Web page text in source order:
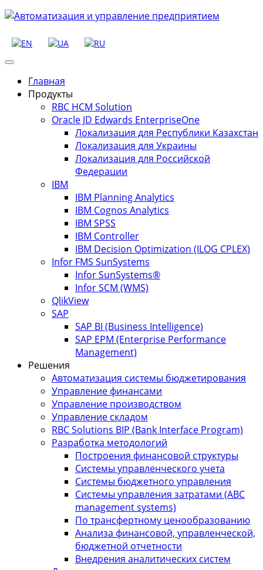
Главная
Продукты
RBC HCM Solution
Oracle JD Edwards EnterpriseOne
Локализация для Республики Казахстан
Локализация для Украины
Локализация для Российской
Федерации
IBM
IBM Planning Analytics
IBM Cognos Analytics
IBM SPSS
IBM Controller
IBM Decision Optimization (ILOG CPLEX)
Infor FMS SunSystems
Infor SunSystems®
Infor SCM (WMS)
QlikView
SAP
SAP BI (Business Intelligence)
SAP EPM (Enterprise Performance
Management)
Решения
Автоматизация системы бюджетирования
Управление финансами
Управление производством
Управление складом
RBC Solutions BIP (Bank Interface Program)
Разработка методологий
Построения финансовой структуры
Системы управленческого учета
Системы бюджетного управления
Системы управления затратами (АBC
management systems)
По трансфертному ценообразованию
Анализа финансовой, управленческой,
бюджетной отчетности
Внедрения аналитических систем